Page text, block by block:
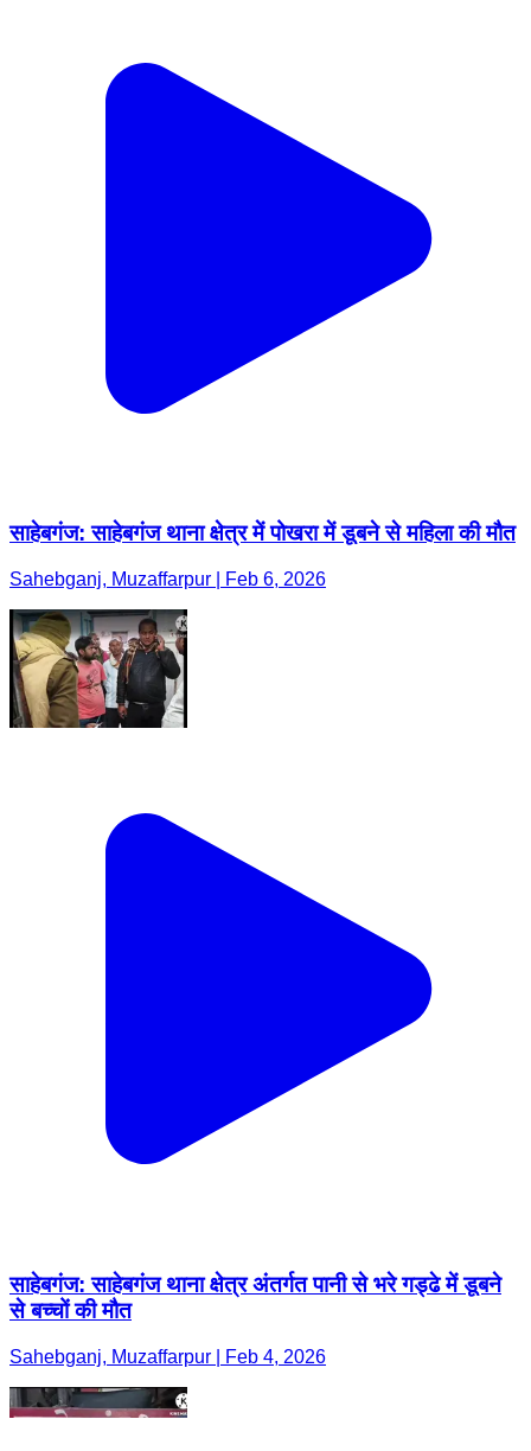
साहेबगंज: साहेबगंज थाना क्षेत्र में पोखरा में डूबने से महिला की मौत
Sahebganj, Muzaffarpur | Feb 6, 2026
साहेबगंज: साहेबगंज थाना क्षेत्र अंतर्गत पानी से भरे गड्ढे में डूबने
से बच्चों की मौत
Sahebganj, Muzaffarpur | Feb 4, 2026